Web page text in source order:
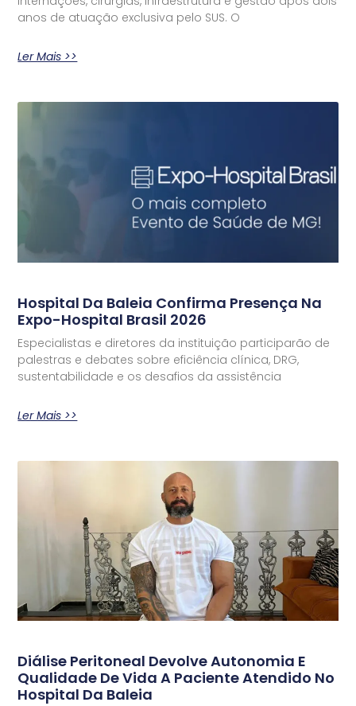
anos de atuação exclusiva pelo SUS. O
Ler Mais >>
Hospital Da Baleia Confirma Presença Na
Expo-Hospital Brasil 2026
Especialistas e diretores da instituição participarão de
palestras e debates sobre eficiência clínica, DRG,
sustentabilidade e os desafios da assistência
Ler Mais >>
Diálise Peritoneal Devolve Autonomia E
Qualidade De Vida A Paciente Atendido No
Hospital Da Baleia